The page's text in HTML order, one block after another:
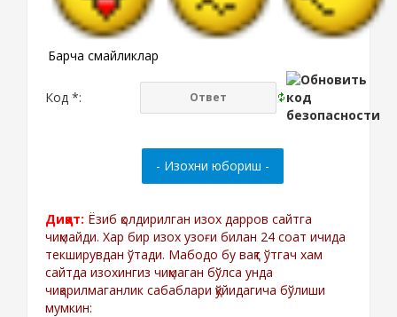
Барча смайликлар
Код *:
Диққат: Ёзиб қолдирилган изох дарров сайтга
чиқмайди. Хар бир изох узоғи билан 24 соат ичида
текширувдан ўтади. Мабодо бу вақт ўтгач хам
сайтда изохингиз чиқмаган бўлса унда
чиқарилмаганлик сабаблари қўйидагича бўлиши
мумкин: